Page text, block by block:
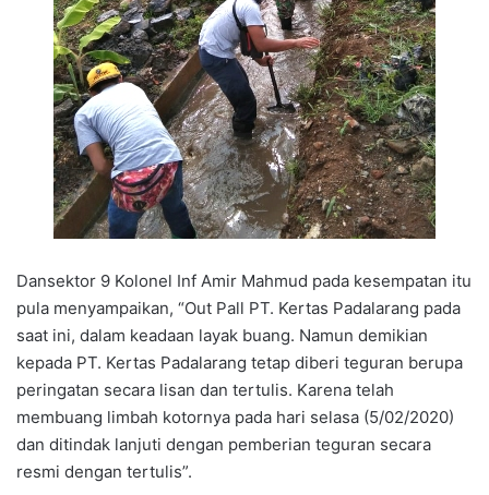
Dansektor 9 Kolonel Inf Amir Mahmud pada kesempatan itu
pula menyampaikan, “Out Pall PT. Kertas Padalarang pada
saat ini, dalam keadaan layak buang. Namun demikian
kepada PT. Kertas Padalarang tetap diberi teguran berupa
peringatan secara lisan dan tertulis. Karena telah
membuang limbah kotornya pada hari selasa (5/02/2020)
dan ditindak lanjuti dengan pemberian teguran secara
resmi dengan tertulis”.